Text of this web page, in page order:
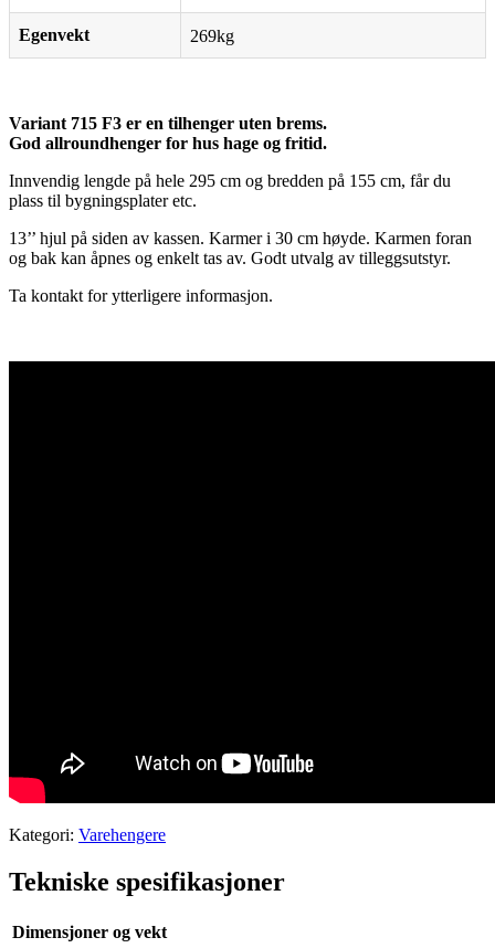
Egenvekt 269kg
Variant 715 F3 er en tilhenger uten brems.
God allroundhenger for hus hage og fritid.
Innvendig lengde på hele 295 cm og bredden på 155 cm, får du
plass til bygningsplater etc.
13’’ hjul på siden av kassen. Karmer i 30 cm høyde. Karmen foran
og bak kan åpnes og enkelt tas av. Godt utvalg av tilleggsutstyr.
Ta kontakt for ytterligere informasjon.
Kategori: Varehengere
Tekniske spesifikasjoner
Dimensjoner og vekt